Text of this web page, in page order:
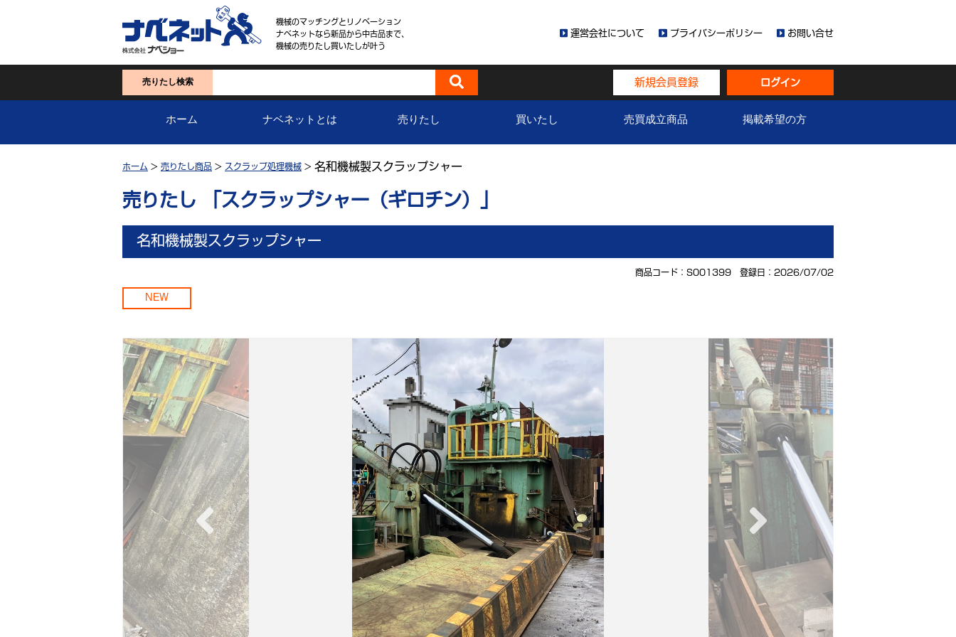
機械のマッチングとリノベーション
ナベネットなら新品から中古品まで、
機械の売りたし買いたしが叶う
運営会社について プライバシーポリシー お問い合せ
売りたし検索 新規会員登録 ログイン
ホーム ナベネットとは 売りたし 買いたし 売買成立商品 掲載希望の方
ホーム > 売りたし商品 > スクラップ処理機械 > 名和機械製スクラップシャー
売りたし 「スクラップシャー（ギロチン）」
名和機械製スクラップシャー
商品コード：S001399 登録日：2026/07/02
NEW